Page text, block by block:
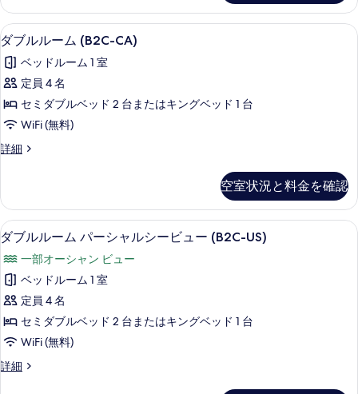
す
べ
て
の
写
真
を
す
る
ー
ム
(B2C-
US)
の
詳
ダ
ブ
ル
ル
ー
ム
(B2C-
す
べ
て
の
写
真
を
表
5
ダブルルーム (B2C-CA)
ベッドルーム 1 室
定員 4 名
セミダブルベッド 2 台またはキングベッド 1 台
WiFi (無料)
詳細
ダ
ー
ム
(B2C-
CA)
の
詳
空室状況と料金を確認
ダ
ブ
ル
ル
ー
ム
パ
ー
5
ダブルルーム パーシャルシービュー (B2C-US)
一部オーシャン ビュー
ベッドルーム 1 室
定員 4 名
セミダブルベッド 2 台またはキングベッド 1 台
WiFi (無料)
詳細
ダ